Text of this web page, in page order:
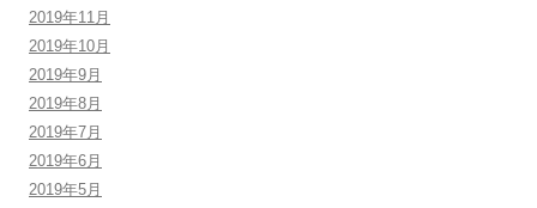
2019年11月
2019年10月
2019年9月
2019年8月
2019年7月
2019年6月
2019年5月